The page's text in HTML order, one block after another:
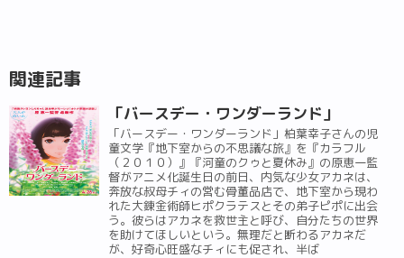
関連記事
「バースデー・ワンダーランド」
「バースデー・ワンダーランド」柏葉幸子さんの児
童文学『地下室からの不思議な旅』を『カラフル
（２０１０）』『河童のクゥと夏休み』の原恵一監
督がアニメ化誕生日の前日、内気な少女アカネは、
奔放な叔母チィの営む骨董品店で、地下室から現わ
れた大錬金術師ヒポクラテスとその弟子ピポに出会
う。彼らはアカネを救世主と呼び、自分たちの世界
を助けてほしいという。無理だと断わるアカネだ
が、好奇心旺盛なチィにも促され、半ば